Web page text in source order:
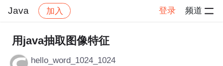
Java 加入 登录 频道
社区 Java 帖子详情
用java抽取图像特征
hello_word_1024_1024